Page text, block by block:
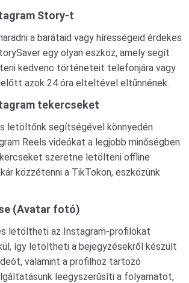
Story-t
a barátaid vagy hírességeid érdekes
egy olyan eszköz, amely segít
kedvenc történeteit telefonjára vagy
azok 24 óra elteltével eltűnnének.
tekercseket
letöltőnk segítségével könnyedén
Reels videókat a legjobb minőségben.
szeretne letölteni offline
közzétenni a TikTokon, eszközünk
(Avatar fotó)
letöltheti az Instagram-profilokat
így letöltheti a bejegyzésekről készült
valamint a profilhoz tartozó
leegyszerűsíti a folyamatot,